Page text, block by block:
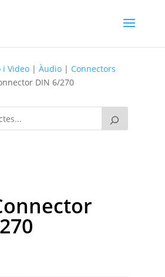
i Video| Àudio| Connectors
DIN 6/270